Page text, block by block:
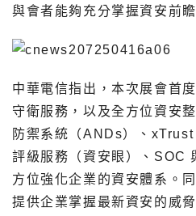
與會者能夠充分掌握資安前瞻
中華電信指出，本次展會首
守衛服務，以及全方位資安
防禦系統（ANDs）、
評級服務（資安眼）、SOC
方位強化企業的資安體系。
提供企業掌握最新資安的威